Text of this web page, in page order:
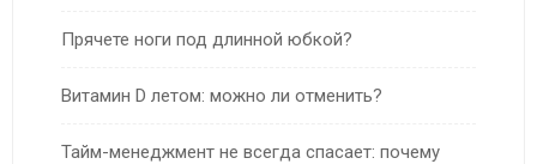
Прячете ноги под длинной юбкой?
Витамин D летом: можно ли отменить?
Тайм-менеджмент не всегда спасает: почему